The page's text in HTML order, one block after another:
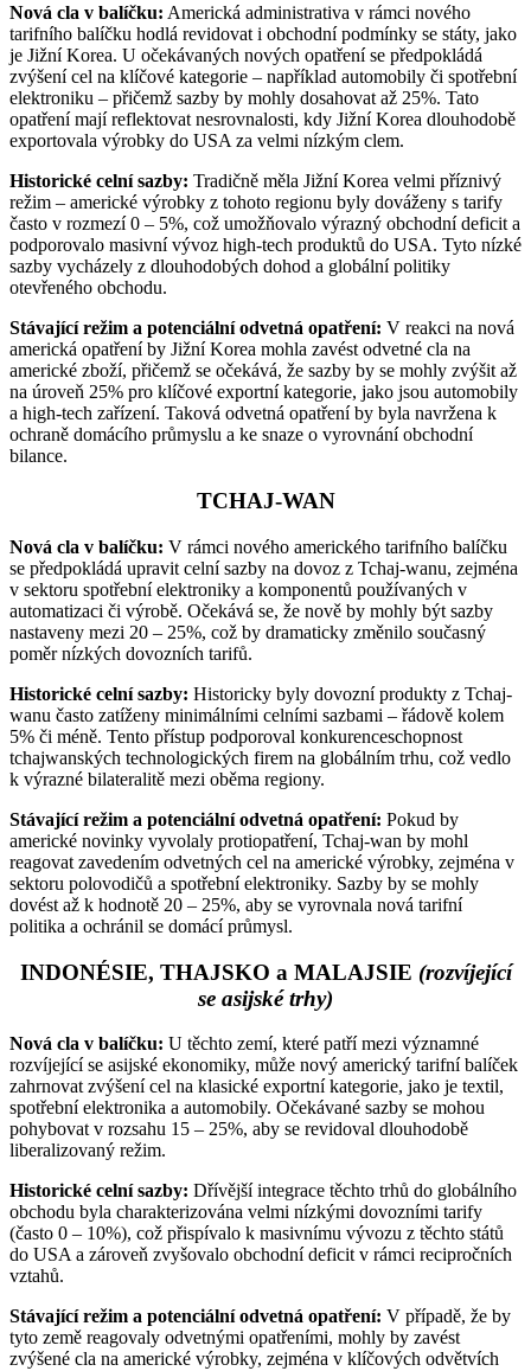
Nová cla v balíčku: Americká administrativa v rámci nového
tarifního balíčku hodlá revidovat i obchodní podmínky se státy, jako
je Jižní Korea. U očekávaných nových opatření se předpokládá
zvýšení cel na klíčové kategorie – například automobily či spotřební
elektroniku – přičemž sazby by mohly dosahovat až 25%. Tato
opatření mají reflektovat nesrovnalosti, kdy Jižní Korea dlouhodobě
exportovala výrobky do USA za velmi nízkým clem.
Historické celní sazby: Tradičně měla Jižní Korea velmi příznivý
režim – americké výrobky z tohoto regionu byly dováženy s tarify
často v rozmezí 0 – 5%, což umožňovalo výrazný obchodní deficit a
podporovalo masivní vývoz high-tech produktů do USA. Tyto nízké
sazby vycházely z dlouhodobých dohod a globální politiky
otevřeného obchodu.
Stávající režim a potenciální odvetná opatření: V reakci na nová
americká opatření by Jižní Korea mohla zavést odvetné cla na
americké zboží, přičemž se očekává, že sazby by se mohly zvýšit až
na úroveň 25% pro klíčové exportní kategorie, jako jsou automobily
a high-tech zařízení. Taková odvetná opatření by byla navržena k
ochraně domácího průmyslu a ke snaze o vyrovnání obchodní
bilance.
TCHAJ-WAN
Nová cla v balíčku: V rámci nového amerického tarifního balíčku
se předpokládá upravit celní sazby na dovoz z Tchaj-wanu, zejména
v sektoru spotřební elektroniky a komponentů používaných v
automatizaci či výrobě. Očekává se, že nově by mohly být sazby
nastaveny mezi 20 – 25%, což by dramaticky změnilo současný
poměr nízkých dovozních tarifů.
Historické celní sazby: Historicky byly dovozní produkty z Tchaj-
wanu často zatíženy minimálními celními sazbami – řádově kolem
5% či méně. Tento přístup podporoval konkurenceschopnost
tchajwanských technologických firem na globálním trhu, což vedlo
k výrazné bilateralitě mezi oběma regiony.
Stávající režim a potenciální odvetná opatření: Pokud by
americké novinky vyvolaly protiopatření, Tchaj-wan by mohl
reagovat zavedením odvetných cel na americké výrobky, zejména v
sektoru polovodičů a spotřební elektroniky. Sazby by se mohly
dovést až k hodnotě 20 – 25%, aby se vyrovnala nová tarifní
politika a ochránil se domácí průmysl.
INDONÉSIE, THAJSKO a MALAJSIE (rozvíjející
se asijské trhy)
Nová cla v balíčku: U těchto zemí, které patří mezi významné
rozvíjející se asijské ekonomiky, může nový americký tarifní balíček
zahrnovat zvýšení cel na klasické exportní kategorie, jako je textil,
spotřební elektronika a automobily. Očekávané sazby se mohou
pohybovat v rozsahu 15 – 25%, aby se revidoval dlouhodobě
liberalizovaný režim.
Historické celní sazby: Dřívější integrace těchto trhů do globálního
obchodu byla charakterizována velmi nízkými dovozními tarify
(často 0 – 10%), což přispívalo k masivnímu vývozu z těchto států
do USA a zároveň zvyšovalo obchodní deficit v rámci recipročních
vztahů.
Stávající režim a potenciální odvetná opatření: V případě, že by
tyto země reagovaly odvetnými opatřeními, mohly by zavést
zvýšené cla na americké výrobky, zejména v klíčových odvětvích